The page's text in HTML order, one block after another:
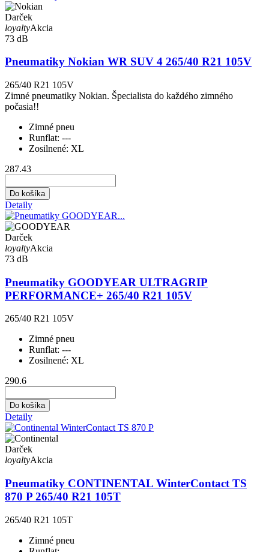
Darček
loyaltyAkcia
73 dB
Pneumatiky Nokian WR SUV 4 265/40 R21 105V
265/40 R21 105V
Zimné pneumatiky Nokian. Špecialista do každého zimného
počasia!!
Zimné pneu
Runflat: ---
Zosilnené: XL
287.43
Do košíka
Detaily
Darček
loyaltyAkcia
73 dB
Pneumatiky GOODYEAR ULTRAGRIP
PERFORMANCE+ 265/40 R21 105V
265/40 R21 105V
Zimné pneu
Runflat: ---
Zosilnené: XL
290.6
Do košíka
Detaily
Darček
loyaltyAkcia
Pneumatiky CONTINENTAL WinterContact TS
870 P 265/40 R21 105T
265/40 R21 105T
Zimné pneu